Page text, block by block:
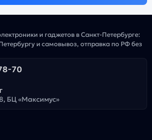
и гаджетов в Санкт-Петербурге:
и самовывоз, отправка по РФ без
70
БЦ «Максимус»